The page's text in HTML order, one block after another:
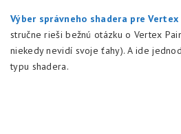
Výber správneho shadera pre
stručne rieši bežnú otázku o Vertex
niekedy nevidí svoje ťahy). A ide
typu shadera.